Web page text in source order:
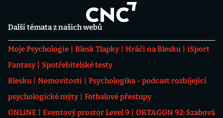
Další témata z našich webů
Moje Psychologie Blesk Tlapky Hráči na Blesku
iSport
Fantasy
Spotřebitelské testy
Blesku
Nemovitosti
Psychologika - podcast rozbíjející
psychologické mýty
Fotbalové přestupy
ONLINE
Eventový prostor Level 9
OKTAGON 92: Szabová